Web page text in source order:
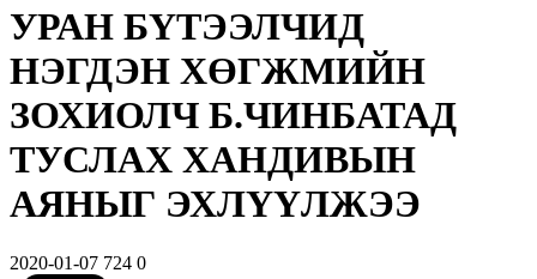
УРАН БҮТЭЭЛЧИД
НЭГДЭН ХӨГЖМИЙН
ЗОХИОЛЧ Б.ЧИНБАТАД
ТУСЛАХ ХАНДИВЫН
АЯНЫГ ЭХЛҮҮЛЖЭЭ
2020-01-07 724 0